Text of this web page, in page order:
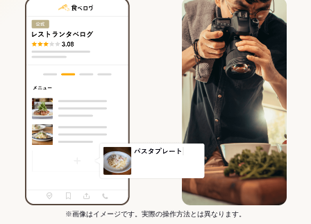
※画像はイメージです。実際の操作方法とは異なります。